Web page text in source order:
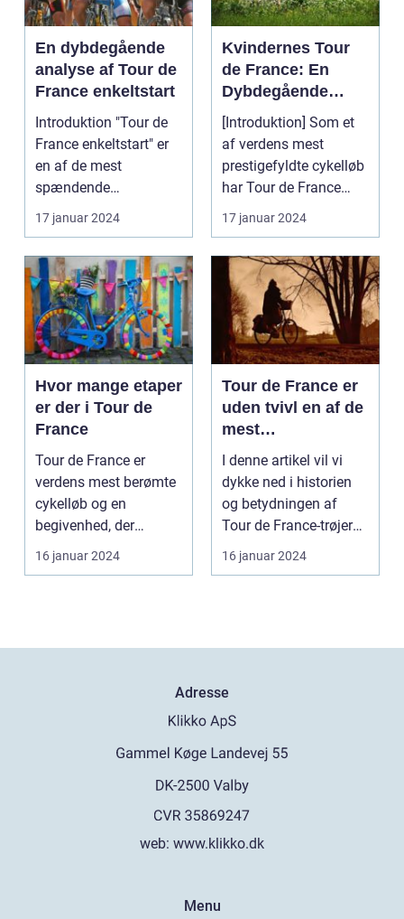
En dybdegående
analyse af Tour de
France enkeltstart
Introduktion "Tour de
France enkeltstart" er
en af de mest
spændende
begivenheder inden for
17 januar 2024
Kvindernes Tour
de France: En
Dybdegående
Historie
[Introduktion] Som et
af verdens mest
prestigefyldte cykelløb
har Tour de France
altid tiltrukket op...
17 januar 2024
Hvor mange etaper
er der i Tour de
France
Tour de France er
verdens mest berømte
cykelløb og en
begivenhed, der
tiltrækker millioner af
16 januar 2024
Tour de France er
uden tvivl en af de
mest
prestigefyldte
cykelløb i verden,
og en af de mest
genkendelige og
ikoniske elementer
ved dette løb er de
farverige trøjer,
I denne artikel vil vi
dykke ned i historien
og betydningen af
Tour de France-trøjer
og udforske, hv...
16 januar 2024
Adresse
web: www.klikko.dk
Menu